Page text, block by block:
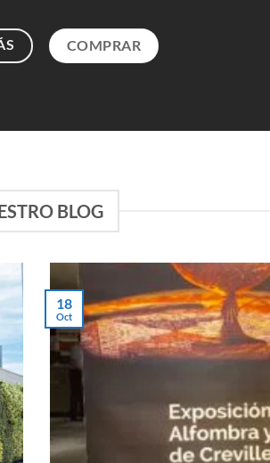
COMPRAR
BLOG
18
Oct